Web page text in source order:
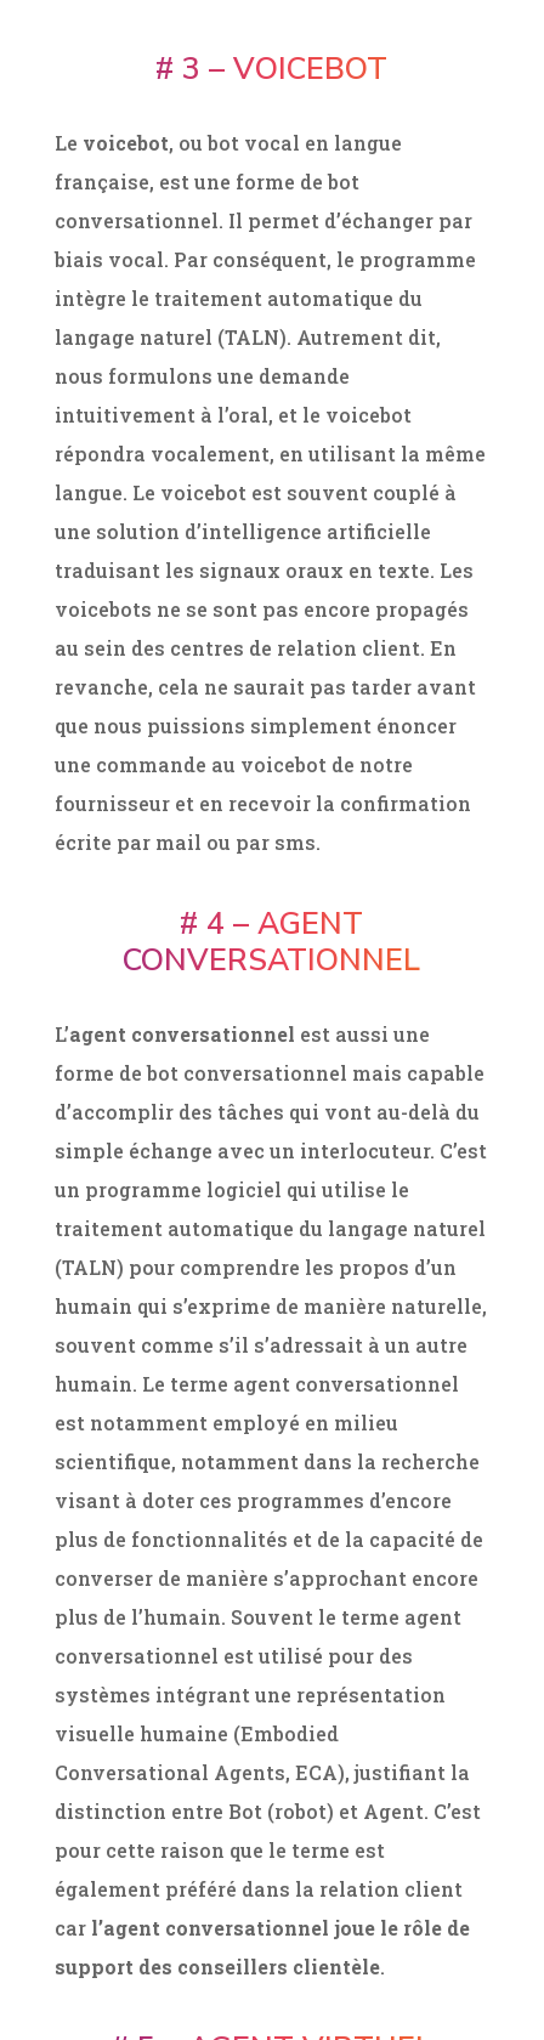
# 3 – VOICEBOT
Le voicebot, ou bot vocal en langue
française, est une forme de bot
conversationnel. Il permet d’échanger par
biais vocal. Par conséquent, le programme
intègre le traitement automatique du
langage naturel (TALN). Autrement dit,
nous formulons une demande
intuitivement à l’oral, et le voicebot
répondra vocalement, en utilisant la même
langue. Le voicebot est souvent couplé à
une solution d’intelligence artificielle
traduisant les signaux oraux en texte. Les
voicebots ne se sont pas encore propagés
au sein des centres de relation client. En
revanche, cela ne saurait pas tarder avant
que nous puissions simplement énoncer
une commande au voicebot de notre
fournisseur et en recevoir la confirmation
écrite par mail ou par sms.
# 4 – AGENT
CONVERSATIONNEL
L’agent conversationnel est aussi une
forme de bot conversationnel mais capable
d’accomplir des tâches qui vont au-delà du
simple échange avec un interlocuteur. C’est
un programme logiciel qui utilise le
traitement automatique du langage naturel
(TALN) pour comprendre les propos d’un
humain qui s’exprime de manière naturelle,
souvent comme s’il s’adressait à un autre
humain. Le terme agent conversationnel
est notamment employé en milieu
scientifique, notamment dans la recherche
visant à doter ces programmes d’encore
plus de fonctionnalités et de la capacité de
converser de manière s’approchant encore
plus de l’humain. Souvent le terme agent
conversationnel est utilisé pour des
systèmes intégrant une représentation
visuelle humaine (Embodied
Conversational Agents, ECA), justifiant la
distinction entre Bot (robot) et Agent. C’est
pour cette raison que le terme est
également préféré dans la relation client
car l’agent conversationnel joue le rôle de
support des conseillers clientèle.